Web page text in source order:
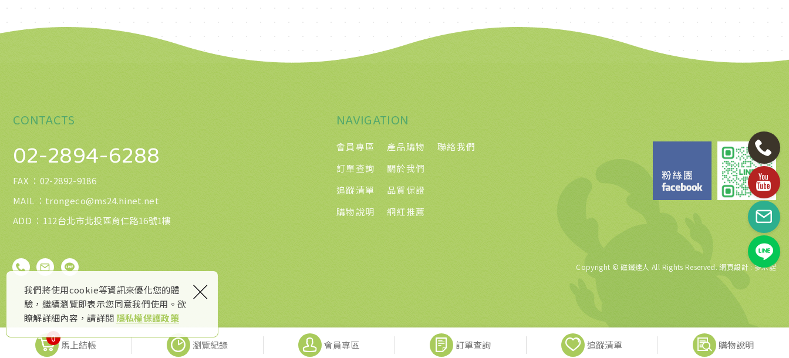
我們將使用cookie等資訊來優化您的體
驗，繼續瀏覽即表示您同意我們使用。欲
瞭解詳細內容，請詳閱 隱私權保護政策
×
CONTACTS
02-2894-6288
FAX ： 02-2892-9186
MAIL ： trongeco@ms24.hinet.net
ADD ：112台北市北投區育仁路16號1樓
NAVIGATION
會員專區
訂單查詢
追蹤清單
購物說明
產品購物
關於我們
品質保證
網紅推薦
聯絡我們
Copyright © 磁鐵達人 All Rights Reserved. 網頁設計: 多米諾
0
馬上結帳 瀏覽紀錄 會員專區 訂單查詢 追蹤清單 購物說明